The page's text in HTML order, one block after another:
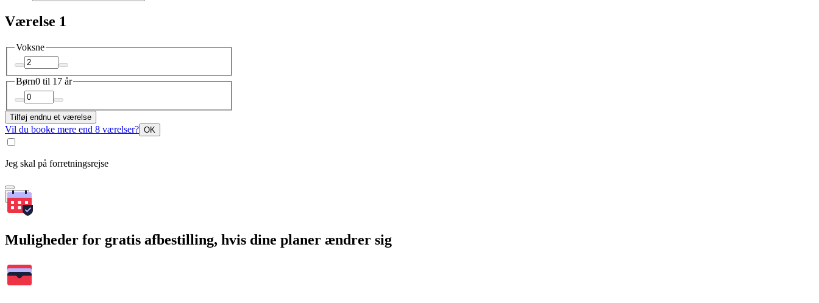
Værelse 1
Voksne
Børn0 til 17 år
Tilføj endnu et værelse
Vil du booke mere end 8 værelser? OK
Jeg skal på forretningsrejse
Søg
Muligheder for gratis afbestilling, hvis dine planer ændrer sig